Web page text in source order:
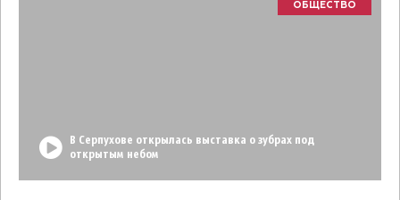
ОБЩЕСТВО
В Серпухове открылась выставка о зубрах под
открытым небом